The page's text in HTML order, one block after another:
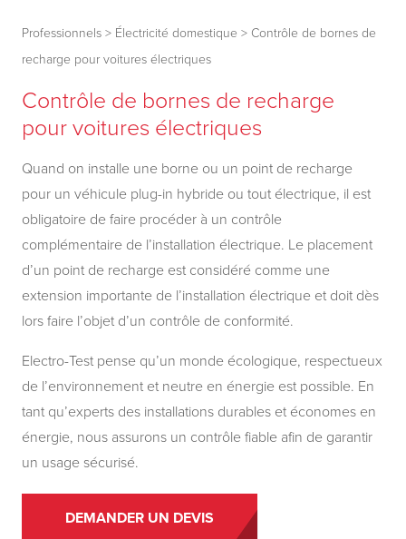
Professionnels > Électricité domestique > Contrôle de bornes de
recharge pour voitures électriques
Contrôle de bornes de recharge
pour voitures électriques
Quand on installe une borne ou un point de recharge
pour un véhicule plug-in hybride ou tout électrique, il est
obligatoire de faire procéder à un contrôle
complémentaire de l’installation électrique. Le placement
d’un point de recharge est considéré comme une
extension importante de l’installation électrique et doit dès
lors faire l’objet d’un contrôle de conformité.
Electro-Test pense qu’un monde écologique, respectueux
de l’environnement et neutre en énergie est possible. En
tant qu’experts des installations durables et économes en
énergie, nous assurons un contrôle fiable afin de garantir
un usage sécurisé.
DEMANDER UN DEVIS